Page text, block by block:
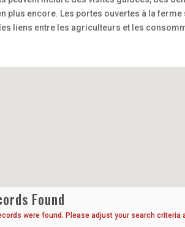
plus encore. Les portes ouvertes à la
liens entre les agriculteurs et les
Found
were found. Please adjust your search criteria